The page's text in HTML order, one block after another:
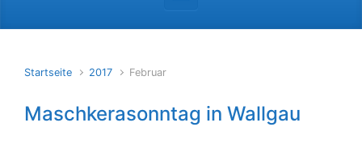
Startseite 2017 Februar
Maschkerasonntag in Wallgau